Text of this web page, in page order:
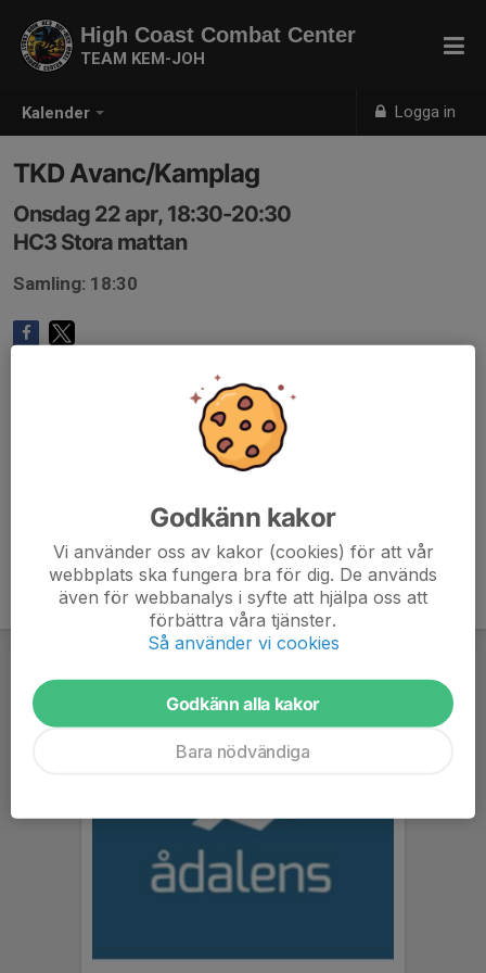
Kalender Logga in
High Coast Combat Center
TEAM KEM-JOH
TKD Avanc/Kamplag
Onsdag 22 apr, 18:30-20:30
HC3 Stora mattan
Samling: 18:30
Godkänn kakor
Vi använder oss av kakor (cookies) för att vår
webbplats ska fungera bra för dig. De används
även för webbanalys i syfte att hjälpa oss att
förbättra våra tjänster.
Så använder vi cookies
Godkänn alla kakor
Bara nödvändiga